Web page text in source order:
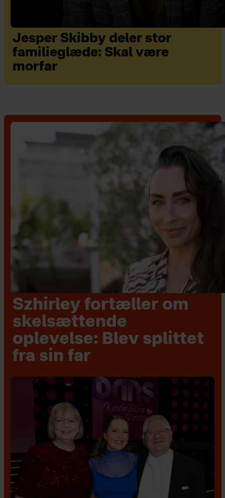
Jesper Skibby deler stor
familieglæde: Skal være
morfar
Szhirley fortæller om
skelsættende
oplevelse: Blev splittet
fra sin far